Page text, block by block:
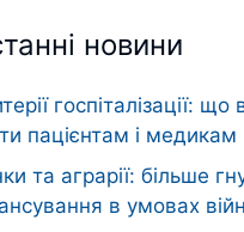
новини
госпіталізації:
пацієнтам і медикам
та аграрії: більше
в умовах